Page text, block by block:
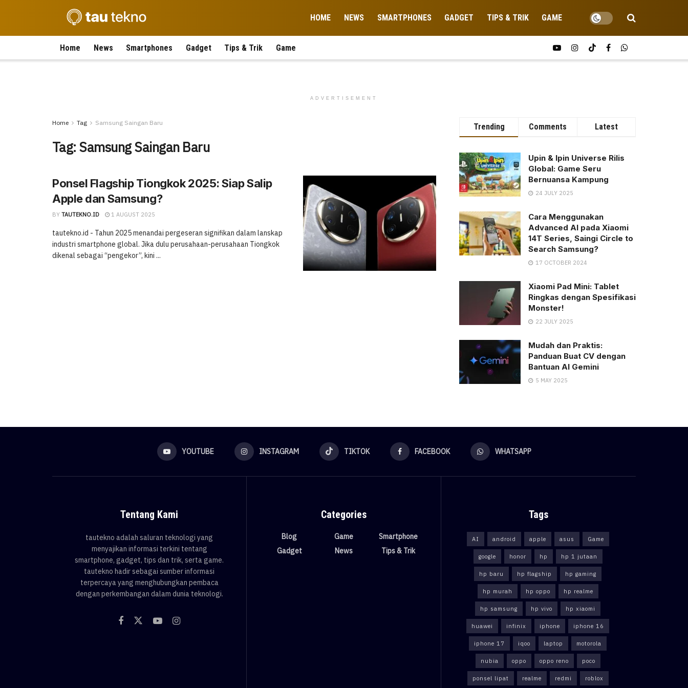
HOME NEWS SMARTPHONES GADGET TIPS & TRIK GAME
Home News Smartphones Gadget Tips & Trik Game
ADVERTISEMENT
Home Tag Samsung Saingan Baru
Tag: Samsung Saingan Baru
Ponsel Flagship Tiongkok 2025: Siap Salip
Apple dan Samsung?
BY TAUTEKNO.ID 1 AUGUST 2025
tautekno.id - Tahun 2025 menandai pergeseran signifikan dalam lanskap
industri smartphone global. Jika dulu perusahaan-perusahaan Tiongkok
dikenal sebagai “pengekor”, kini ...
Trending Comments Latest
Upin & Ipin Universe Rilis
Global: Game Seru
Bernuansa Kampung
24 JULY 2025
Cara Menggunakan
Advanced AI pada Xiaomi
14T Series, Saingi Circle to
Search Samsung?
17 OCTOBER 2024
Xiaomi Pad Mini: Tablet
Ringkas dengan Spesifikasi
Monster!
22 JULY 2025
Mudah dan Praktis:
Panduan Buat CV dengan
Bantuan AI Gemini
5 MAY 2025
YOUTUBE INSTAGRAM TIKTOK FACEBOOK WHATSAPP
Tentang Kami
tautekno adalah saluran teknologi yang
menyajikan informasi terkini tentang
smartphone, gadget, tips dan trik, serta game.
tautekno hadir sebagai sumber informasi
terpercaya yang menghubungkan pembaca
dengan perkembangan dalam dunia teknologi.
Categories
Blog
Gadget
Game
News
Smartphone
Tips & Trik
Tags
AI android apple asus Game
google honor hp hp 1 jutaan
hp baru hp flagship hp gaming
hp murah hp oppo hp realme
hp samsung hp vivo hp xiaomi
huawei infinix iphone iphone 16
iphone 17 iqoo laptop motorola
nubia oppo oppo reno poco
ponsel lipat realme redmi roblox